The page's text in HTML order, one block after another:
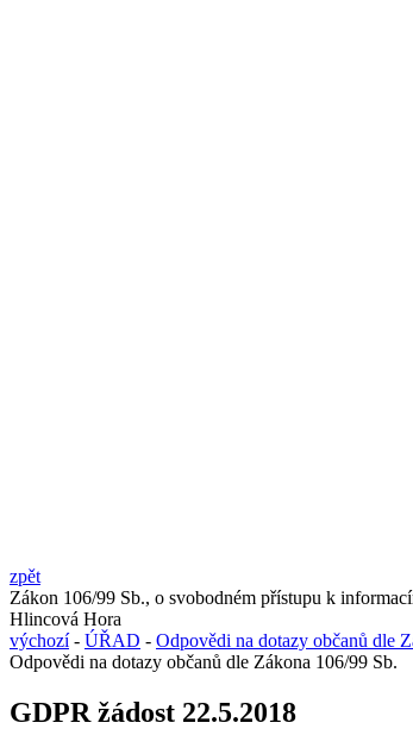
zpět
Zákon 106/99 Sb., o svobodném přístupu k
Hlincová Hora
výchozí- ÚŘAD - Odpovědi na dotazy občanů dle
Odpovědi na dotazy občanů dle Zákona 106/99 Sb.
GDPR žádost 22.5.2018